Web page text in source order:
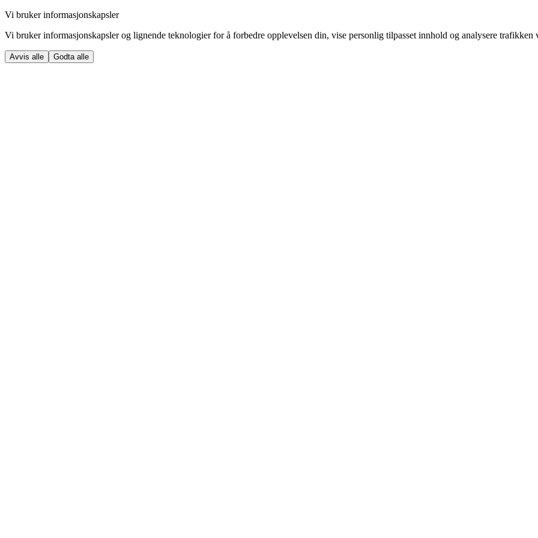
Vi bruker informasjonskapsler
Vi bruker informasjonskapsler og lignende teknologier for å forbedre opplevelsen din, vise personlig tilpasset innhold og analysere trafikken
Avvis alle Godta alle